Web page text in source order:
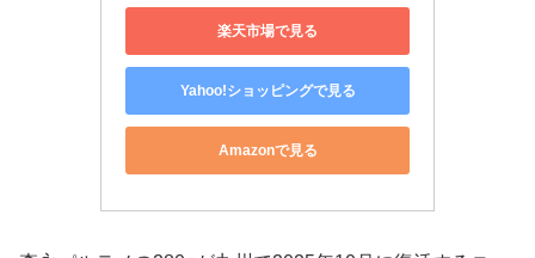
楽天市場で見る
Yahoo!ショッピングで見る
Amazonで見る